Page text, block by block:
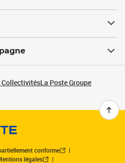
CollectivitésLa Poste Groupe
conforme
légales